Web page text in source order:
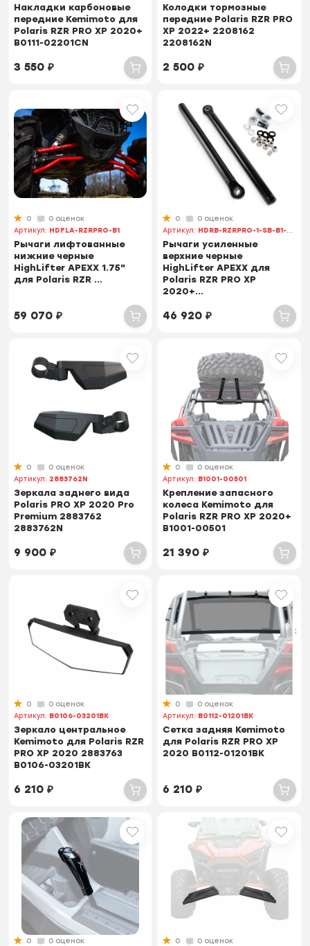
Накладки карбоновые
передние Kemimoto для
Polaris RZR PRO XP 2020+
B0111-02201CN
3 550₽
Колодки тормозные
передние Polaris RZR PRO
XP 2022+ 2208162
2208162N
2 500₽
0
0 оценок
Артикул: HDFLA-RZRPRO-B1
Рычаги лифтованные
нижние черные
HighLifter APEXX 1.75"
для Polaris RZR ...
59 070₽
0
0 оценок
Артикул: HDRB-RZRPRO-1-SB-B1-SBI
Рычаги усиленные
верхние черные
HighLifter APEXX для
Polaris RZR PRO XP
2020+...
46 920₽
0
0 оценок
Артикул: 2883762N
Зеркала заднего вида
Polaris PRO XP 2020 Pro
Premium 2883762
2883762N
9 900₽
0
0 оценок
Артикул: B1001-00501
Крепление запасного
колеса Kemimoto для
Polaris RZR PRO XP 2020+
B1001-00501
21 390₽
0
0 оценок
Артикул: B0106-03201BK
Зеркало центральное
Kemimoto для Polaris RZR
PRO XP 2020 2883763
B0106-03201BK
6 210₽
0
0 оценок
Артикул: B0112-01201BK
Сетка задняя Kemimoto
для Polaris RZR PRO XP
2020 B0112-01201BK
6 210₽
0
0 оценок
0
0 оценок